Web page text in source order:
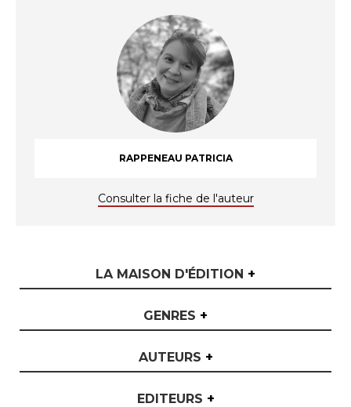
LA MAISON D'ÉDITION +
GENRES +
AUTEURS +
EDITEURS +
RAPPENEAU PATRICIA
Consulter la fiche de l'auteur